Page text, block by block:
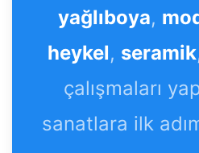
yağlıboya,
heykel, seramik
çalışmaları
sanatlara ilk